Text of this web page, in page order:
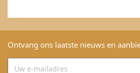
Ontvang ons laatste nieuws en